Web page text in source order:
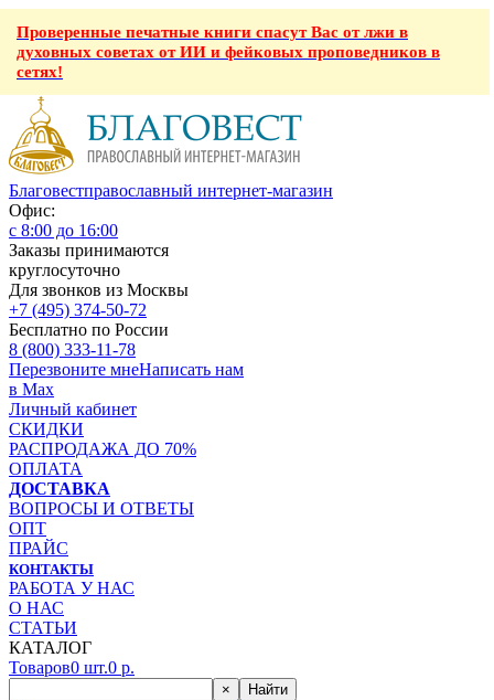
Проверенные печатные книги спасут Вас от лжи в
духовных советах от ИИ и фейковых проповедников в
сетях!
Благовестправославный интернет-магазин
Офис:
с 8:00 до 16:00
Заказы принимаются
круглосуточно
Для звонков из Москвы
+7 (495) 374-50-72
Бесплатно по России
8 (800) 333-11-78
Перезвоните мнеНаписать нам
в Max
Личный кабинет
СКИДКИ
РАСПРОДАЖА ДО 70%
ОПЛАТА
ДОСТАВКА
ВОПРОСЫ И ОТВЕТЫ
ОПТ
ПРАЙС
КОНТАКТЫ
РАБОТА У НАС
О НАС
СТАТЬИ
КАТАЛОГ
Товаров0 шт.0 р.
× Найти